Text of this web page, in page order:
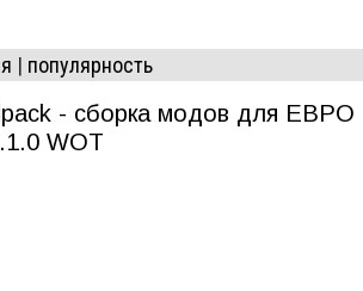
| популярность
- сборка модов для ЕВРО
WOT